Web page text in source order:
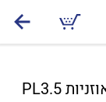
טלוויזיות AV IN QLED יציאת שמע לאוזניות PL3.5